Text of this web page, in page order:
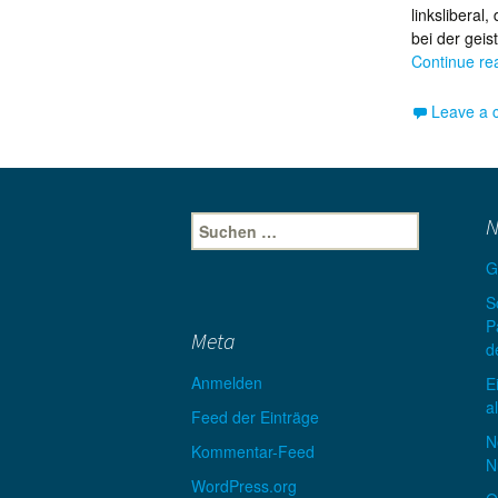
linksliberal,
bei der
Continue
Leave a
Suche
nach:
Meta
Anmelden
Feed der Einträge
Kommentar-Feed
WordPress.org